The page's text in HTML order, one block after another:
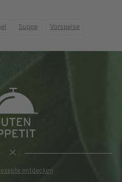
Suppe Vorspeise
entdecken